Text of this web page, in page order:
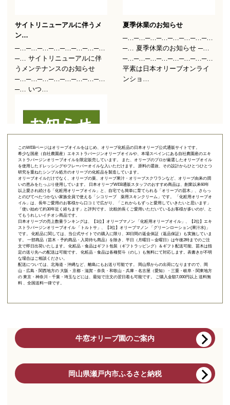
このWEBページはオリーブオイルをはじめ、オリーブ化粧品の日本オリーブ公式通販サイトです。
希少な国産（自社農園産）エキストラバージンオリーブオイルや、本場スペインにある自社農園産のエキ
ストラバージンオリーブオイルを限定販売しています。 また、オリーブのプロが厳選したオリーブオイル
を使用したドレッシングやフレーバーオイルな入いただけます。 原料の選抜、その設計からひとつひとつ
研究を重ねたシンプル処方のオリーブの化粧品を製造しています。
オリーブオイルだけでなく、オリーブの葉、オリーブ果汁・オリーブスクワランなど、オリーブ由来の潤
いの恵みをたっぷり使用しています。 日本オリーブWEB通販スタッフのおすすめ商品は、創業以来60年
以上愛され続ける「 化粧用オリーブオイル 」と、自宅でも簡単に育てられる「 オリーブの苗木 」、さらっ
とのびてべたつかない家族全員で使える「 シコリーブ 薬用スキンクリーム 」です。 「化粧用オリーブオ
イル」は、長年ご愛用のお客様から口コミで広がり、「これからもずっと愛用していきたいと思います」
「使い始めて約30年近く経ちます」と評判です。 比較的長くご愛用いただいているお客様が多いのが、と
てもうれしいイチオシ商品です。
日本オリーブの売上数量ランキングは、【1位】オリーブマノン 「 化粧用オリーブオイル 」、【2位】 エキ
ストラバージンオリーブオイル 「トルトサ」 、【3位】 オリーブマノン 「グリーンローション(果汁水)」
です。 化粧品に関しては、当公式サイトでの購入に限り、 30日間の返金保証（返品保証）
も実施していま
す。 一部商品（苗木・予約商品・入荷待ち商品）を除き、平日（月曜日～金曜日）は午後2時までのご注
文で即日出荷いたします。 化粧品・食品はギフト包装（ギフトラッピング）＆ギフト配送可能、苗木は指
定の送り先への配送は可能です。 化粧品・食品は各種熨斗（のし）も無料にて対応します。表書きが不明
な場合はご相談ください。
配送については、北海道・沖縄など、離島にもお送り可能です。 岡山県からの出荷になりますので、岡
山・広島・関西地方の 大阪・京都・滋賀・奈良・和歌山・兵庫・名古屋（愛知）・三重・岐阜・関東地方
の 東京・神奈川・千葉・埼玉などには、最短で注文の翌日着も可能です。 ご購入金額7,000円以上 送料無
料 、全国送料一律です。
牛窓オリーブ園のご案内
岡山県瀬戸内市ふるさと納税